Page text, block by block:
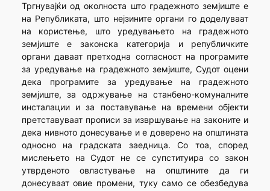
Тргнувајќи од околноста што градежното земјиште е
на Републиката, што нејзините органи го доделуваат
на користење, што уредувањето на градежното
земјиште е законска категорија и републичките
органи даваат претходна согласност на програмите
за уредување на градежното земјиште, Судот оцени
дека програмите за уредување на градежното
земјиште, за одржување на станбено-комуналните
инсталации и за поставување на времени објекти
претставуваат прописи за извршување на законите и
дека нивното донесување и е доверено на општината
односно на градската заедница. Со тоа, според
мислењето на Судот не се супституира со закон
утврденото овластување на општините да ги
донесуваат овие промени, туку само се обезбедува